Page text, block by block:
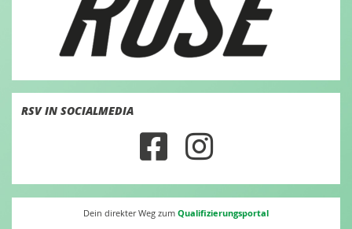
RSV IN SOCIALMEDIA
Dein direkter Weg zum Qualifizierungsportal